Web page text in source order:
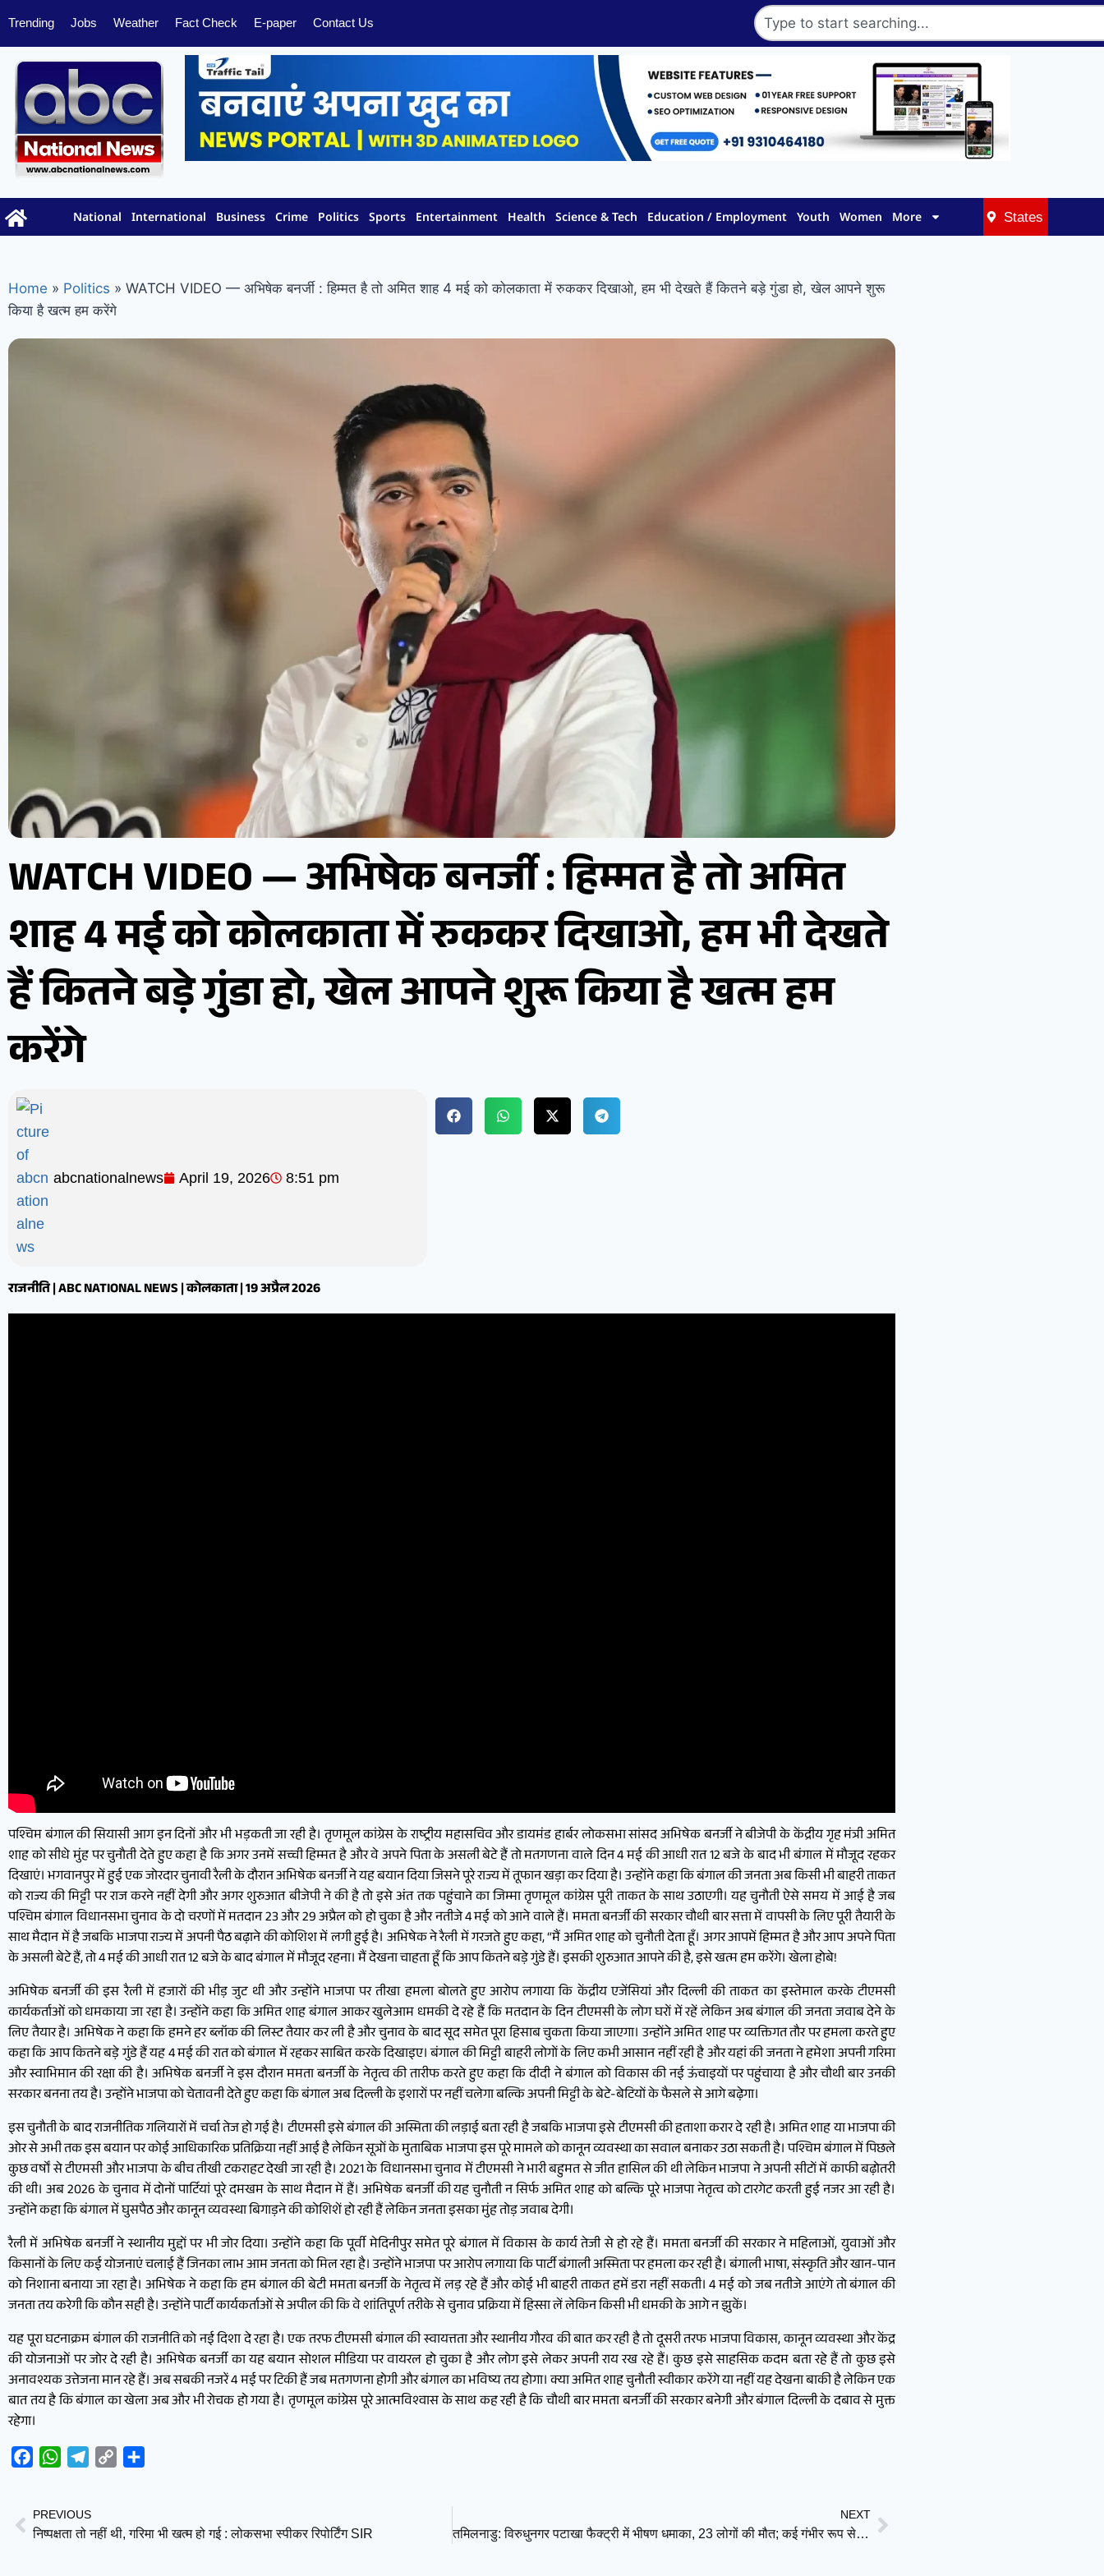
Trending Jobs Weather Fact Check E-paper Contact Us
National International Business Crime Politics Sports Entertainment Health Science & Tech Education / Employment Youth Women More States
Home » Politics » WATCH VIDEO — अभिषेक बनर्जी : हिम्मत है तो अमित शाह 4 मई को कोलकाता में रुककर दिखाओ, हम भी देखते हैं कितने बड़े गुंडा हो, खेल आपने शुरू
किया है खत्म हम करेंगे
WATCH VIDEO — अभिषेक बनर्जी : हिम्मत है तो अमित
शाह 4 मई को कोलकाता में रुककर दिखाओ, हम भी देखते
हैं कितने बड़े गुंडा हो, खेल आपने शुरू किया है खत्म हम
करेंगे
abcnationalnews April 19, 2026 8:51 pm
राजनीति | ABC NATIONAL NEWS | कोलकाता | 19 अप्रैल 2026
पश्चिम बंगाल की सियासी आग इन दिनों और भी भड़कती जा रही है। तृणमूल कांग्रेस के राष्ट्रीय महासचिव और डायमंड हार्बर लोकसभा सांसद अभिषेक बनर्जी ने बीजेपी के केंद्रीय गृह मंत्री अमित
शाह को सीधे मुंह पर चुनौती देते हुए कहा है कि अगर उनमें सच्ची हिम्मत है और वे अपने पिता के असली बेटे हैं तो मतगणना वाले दिन 4 मई की आधी रात 12 बजे के बाद भी बंगाल में मौजूद रहकर
दिखाएं। भगवानपुर में हुई एक जोरदार चुनावी रैली के दौरान अभिषेक बनर्जी ने यह बयान दिया जिसने पूरे राज्य में तूफान खड़ा कर दिया है। उन्होंने कहा कि बंगाल की जनता अब किसी भी बाहरी ताकत
को राज्य की मिट्टी पर राज करने नहीं देगी और अगर शुरुआत बीजेपी ने की है तो इसे अंत तक पहुंचाने का जिम्मा तृणमूल कांग्रेस पूरी ताकत के साथ उठाएगी। यह चुनौती ऐसे समय में आई है जब
पश्चिम बंगाल विधानसभा चुनाव के दो चरणों में मतदान 23 और 29 अप्रैल को हो चुका है और नतीजे 4 मई को आने वाले हैं। ममता बनर्जी की सरकार चौथी बार सत्ता में वापसी के लिए पूरी तैयारी के
साथ मैदान में है जबकि भाजपा राज्य में अपनी पैठ बढ़ाने की कोशिश में लगी हुई है। अभिषेक ने रैली में गरजते हुए कहा, “मैं अमित शाह को चुनौती देता हूँ। अगर आपमें हिम्मत है और आप अपने पिता
के असली बेटे हैं, तो 4 मई की आधी रात 12 बजे के बाद बंगाल में मौजूद रहना। मैं देखना चाहता हूँ कि आप कितने बड़े गुंडे हैं। इसकी शुरुआत आपने की है, इसे खत्म हम करेंगे। खेला होबे!
अभिषेक बनर्जी की इस रैली में हजारों की भीड़ जुट थी और उन्होंने भाजपा पर तीखा हमला बोलते हुए आरोप लगाया कि केंद्रीय एजेंसियां और दिल्ली की ताकत का इस्तेमाल करके टीएमसी
कार्यकर्ताओं को धमकाया जा रहा है। उन्होंने कहा कि अमित शाह बंगाल आकर खुलेआम धमकी दे रहे हैं कि मतदान के दिन टीएमसी के लोग घरों में रहें लेकिन अब बंगाल की जनता जवाब देने के
लिए तैयार है। अभिषेक ने कहा कि हमने हर ब्लॉक की लिस्ट तैयार कर ली है और चुनाव के बाद सूद समेत पूरा हिसाब चुकता किया जाएगा। उन्होंने अमित शाह पर व्यक्तिगत तौर पर हमला करते हुए
कहा कि आप कितने बड़े गुंडे हैं यह 4 मई की रात को बंगाल में रहकर साबित करके दिखाइए। बंगाल की मिट्टी बाहरी लोगों के लिए कभी आसान नहीं रही है और यहां की जनता ने हमेशा अपनी गरिमा
और स्वाभिमान की रक्षा की है। अभिषेक बनर्जी ने इस दौरान ममता बनर्जी के नेतृत्व की तारीफ करते हुए कहा कि दीदी ने बंगाल को विकास की नई ऊंचाइयों पर पहुंचाया है और चौथी बार उनकी
सरकार बनना तय है। उन्होंने भाजपा को चेतावनी देते हुए कहा कि बंगाल अब दिल्ली के इशारों पर नहीं चलेगा बल्कि अपनी मिट्टी के बेटे-बेटियों के फैसले से आगे बढ़ेगा।
इस चुनौती के बाद राजनीतिक गलियारों में चर्चा तेज हो गई है। टीएमसी इसे बंगाल की अस्मिता की लड़ाई बता रही है जबकि भाजपा इसे टीएमसी की हताशा करार दे रही है। अमित शाह या भाजपा की
ओर से अभी तक इस बयान पर कोई आधिकारिक प्रतिक्रिया नहीं आई है लेकिन सूत्रों के मुताबिक भाजपा इस पूरे मामले को कानून व्यवस्था का सवाल बनाकर उठा सकती है। पश्चिम बंगाल में पिछले
कुछ वर्षों से टीएमसी और भाजपा के बीच तीखी टकराहट देखी जा रही है। 2021 के विधानसभा चुनाव में टीएमसी ने भारी बहुमत से जीत हासिल की थी लेकिन भाजपा ने अपनी सीटों में काफी बढ़ोतरी
की थी। अब 2026 के चुनाव में दोनों पार्टियां पूरे दमखम के साथ मैदान में हैं। अभिषेक बनर्जी की यह चुनौती न सिर्फ अमित शाह को बल्कि पूरे भाजपा नेतृत्व को टारगेट करती हुई नजर आ रही है।
उन्होंने कहा कि बंगाल में घुसपैठ और कानून व्यवस्था बिगाड़ने की कोशिशें हो रही हैं लेकिन जनता इसका मुंह तोड़ जवाब देगी।
रैली में अभिषेक बनर्जी ने स्थानीय मुद्दों पर भी जोर दिया। उन्होंने कहा कि पूर्वी मेदिनीपुर समेत पूरे बंगाल में विकास के कार्य तेजी से हो रहे हैं। ममता बनर्जी की सरकार ने महिलाओं, युवाओं और
किसानों के लिए कई योजनाएं चलाई हैं जिनका लाभ आम जनता को मिल रहा है। उन्होंने भाजपा पर आरोप लगाया कि पार्टी बंगाली अस्मिता पर हमला कर रही है। बंगाली भाषा, संस्कृति और खान-पान
को निशाना बनाया जा रहा है। अभिषेक ने कहा कि हम बंगाल की बेटी ममता बनर्जी के नेतृत्व में लड़ रहे हैं और कोई भी बाहरी ताकत हमें डरा नहीं सकती। 4 मई को जब नतीजे आएंगे तो बंगाल की
जनता तय करेगी कि कौन सही है। उन्होंने पार्टी कार्यकर्ताओं से अपील की कि वे शांतिपूर्ण तरीके से चुनाव प्रक्रिया में हिस्सा लें लेकिन किसी भी धमकी के आगे न झुकें।
यह पूरा घटनाक्रम बंगाल की राजनीति को नई दिशा दे रहा है। एक तरफ टीएमसी बंगाल की स्वायत्तता और स्थानीय गौरव की बात कर रही है तो दूसरी तरफ भाजपा विकास, कानून व्यवस्था और केंद्र
की योजनाओं पर जोर दे रही है। अभिषेक बनर्जी का यह बयान सोशल मीडिया पर वायरल हो चुका है और लोग इसे लेकर अपनी राय रख रहे हैं। कुछ इसे साहसिक कदम बता रहे हैं तो कुछ इसे
अनावश्यक उत्तेजना मान रहे हैं। अब सबकी नजरें 4 मई पर टिकी हैं जब मतगणना होगी और बंगाल का भविष्य तय होगा। क्या अमित शाह चुनौती स्वीकार करेंगे या नहीं यह देखना बाकी है लेकिन एक
बात तय है कि बंगाल का खेला अब और भी रोचक हो गया है। तृणमूल कांग्रेस पूरे आत्मविश्वास के साथ कह रही है कि चौथी बार ममता बनर्जी की सरकार बनेगी और बंगाल दिल्ली के दबाव से मुक्त
रहेगा।
FacebookWhatsAppTelegram
Copy
PREVIOUS
निष्पक्षता तो नहीं थी, गरिमा भी खत्म हो गई : लोकसभा स्पीकर रिपोर्टिंग SIR
NEXT
तमिलनाडु: विरुधुनगर पटाखा फैक्ट्री में भीषण धमाका, 23 लोगों की मौत; कई गंभीर रूप से घायल